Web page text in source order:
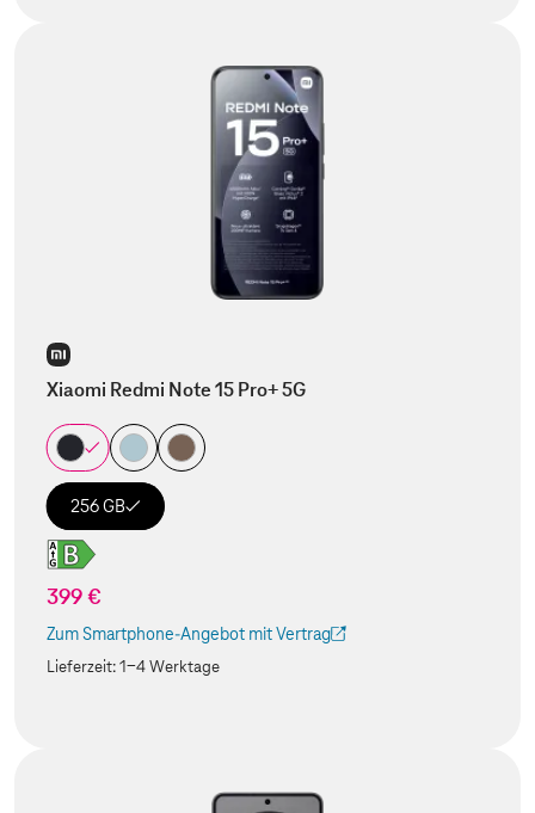
Xiaomi Redmi Note 15 Pro+ 5G
256 GB
399 €
Zum Smartphone-Angebot mit Vertrag
(Der Link wird in einem neuen Tab geöffnet)
Lieferzeit:1-4 Werktage